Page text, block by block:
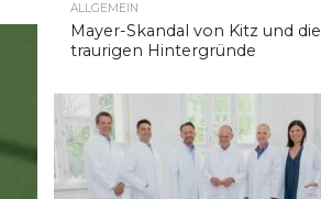
ALLGEMEIN
Mayer-Skandal von Kitz und die
traurigen Hintergründe